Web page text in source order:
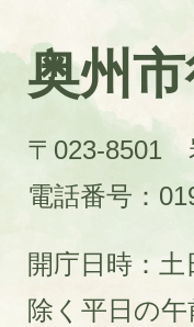
奥州
〒023-8501
電話番号：
開庁日時：
除く平日の